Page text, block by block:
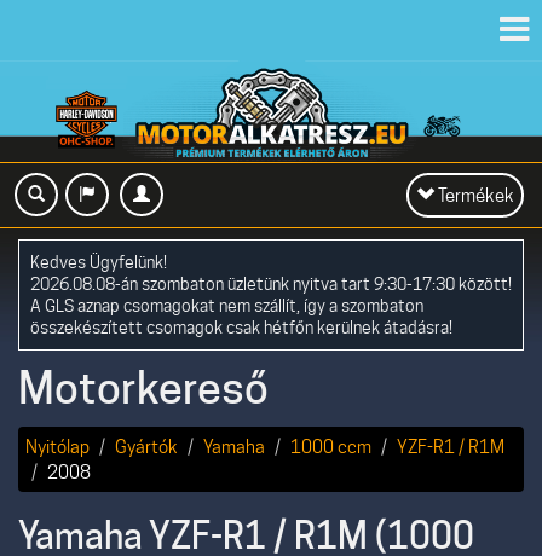
Toggle
navigation
Termékek
Kedves Ügyfelünk!
2026.08.08-án szombaton üzletünk nyitva tart 9:30-17:30 között!
A GLS aznap csomagokat nem szállít, így a szombaton
összekészített csomagok csak hétfőn kerülnek átadásra!
Motorkereső
Nyitólap Gyártók Yamaha 1000 ccm
YZF-R1 / R1M
2008
Yamaha YZF-R1 / R1M (1000